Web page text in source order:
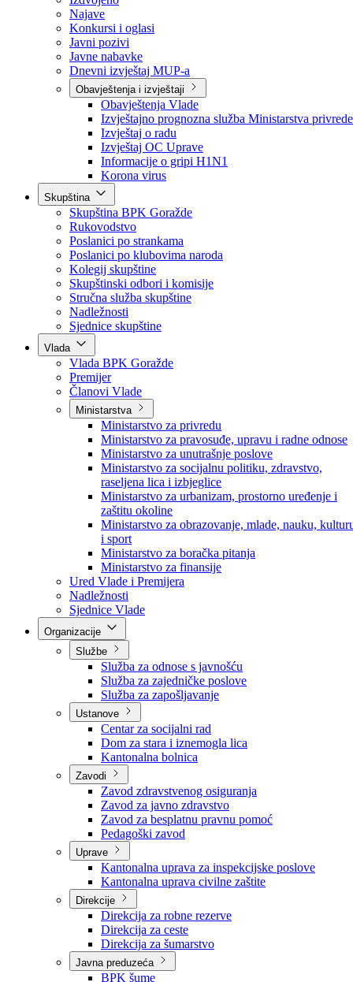
Aktuelno
Sve vijesti
Izdvojeno
Najave
Konkursi i oglasi
Javni pozivi
Javne nabavke
Dnevni izvještaj MUP-a
Obavještenja i izvještaji
Obavještenja Vlade
Izvještajno prognozna služba Ministarstva privrede
Izvještaj o radu
Izvještaj OC Uprave
Informacije o gripi H1N1
Korona virus
Skupština
Skupština BPK Goražde
Rukovodstvo
Poslanici po strankama
Poslanici po klubovima naroda
Kolegij skupštine
Skupštinski odbori i komisije
Stručna služba skupštine
Nadležnosti
Sjednice skupštine
Vlada
Vlada BPK Goražde
Premijer
Članovi Vlade
Ministarstva
Ministarstvo za privredu
Ministarstvo za pravosuđe, upravu i radne odnose
Ministarstvo za unutrašnje poslove
Ministarstvo za socijalnu politiku, zdravstvo,
raseljena lica i izbjeglice
Ministarstvo za urbanizam, prostorno uređenje i
zaštitu okoline
Ministarstvo za obrazovanje, mlade, nauku,
i sport
Ministarstvo za boračka pitanja
Ministarstvo za finansije
Ured Vlade i Premijera
Nadležnosti
Sjednice Vlade
Službe
Služba za odnose s javnošću
Služba za zajedničke poslove
Služba za zapošljavanje
Ustanove
Centar za socijalni rad
Dom za stara i iznemogla lica
Kantonalna bolnica
Zavodi
Zavod zdravstvenog osiguranja
Zavod za javno zdravstvo
Zavod za besplatnu pravnu pomoć
Pedagoški zavod
Uprave
Kantonalna uprava za inspekcijske poslove
Kantonalna uprava civilne zaštite
Direkcije
Direkcija za robne rezerve
Direkcija za ceste